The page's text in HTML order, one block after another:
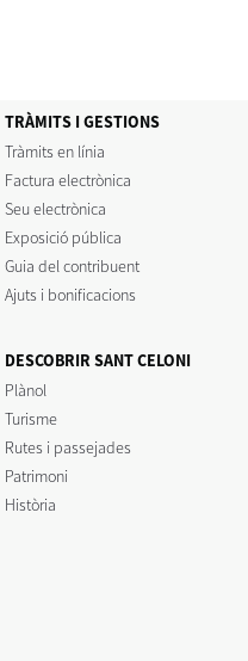
TRÀMITS I GESTIONS
Tràmits en línia
Factura electrònica
Seu electrònica
Exposició pública
Guia del contribuent
Ajuts i bonificacions
DESCOBRIR SANT CELONI
Plànol
Turisme
Rutes i passejades
Patrimoni
Història